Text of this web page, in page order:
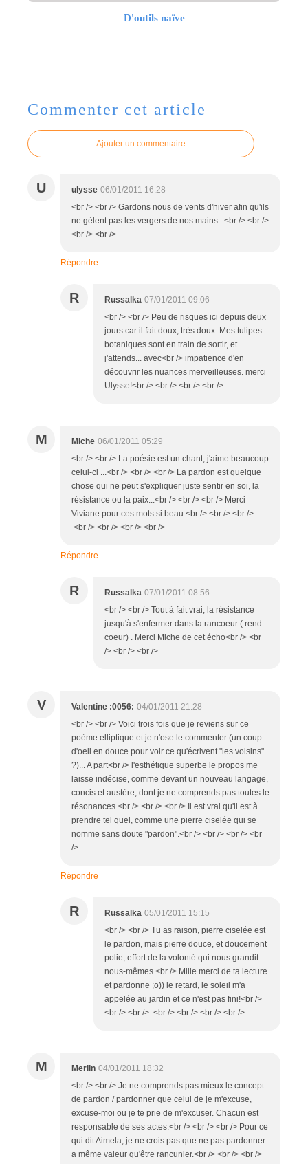
D'outils naïve
Commenter cet article
Ajouter un commentaire
U ulysse 06/01/2011 16:28
<br /> <br /> Gardons nous de vents d'hiver afin qu'ils
ne gèlent pas les vergers de nos mains...<br /> <br />
<br /> <br />
Répondre
R Russalka 07/01/2011 09:06
<br /> <br /> Peu de risques ici depuis deux
jours car il fait doux, très doux. Mes tulipes
botaniques sont en train de sortir, et
j'attends... avec<br /> impatience d'en
découvrir les nuances merveilleuses. merci
Ulysse!<br /> <br /> <br /> <br />
M Miche 06/01/2011 05:29
<br /> <br /> La poésie est un chant, j'aime beaucoup
celui-ci ...<br /> <br /> <br /> La pardon est quelque
chose qui ne peut s'expliquer juste sentir en soi, la
résistance ou la paix...<br /> <br /> <br /> Merci
Viviane pour ces mots si beau.<br /> <br /> <br />
<br /> <br /> <br /> <br />
Répondre
R Russalka 07/01/2011 08:56
<br /> <br /> Tout à fait vrai, la résistance
jusqu'à s'enfermer dans la rancoeur ( rend-
coeur) . Merci Miche de cet écho<br /> <br
/> <br /> <br />
V Valentine :0056: 04/01/2011 21:28
<br /> <br /> Voici trois fois que je reviens sur ce
poème elliptique et je n'ose le commenter (un coup
d'oeil en douce pour voir ce qu'écrivent "les voisins"
?)... A part<br /> l'esthétique superbe le propos me
laisse indécise, comme devant un nouveau langage,
concis et austère, dont je ne comprends pas toutes le
résonances.<br /> <br /> <br /> Il est vrai qu'il est à
prendre tel quel, comme une pierre ciselée qui se
nomme sans doute "pardon".<br /> <br /> <br /> <br
/>
Répondre
R Russalka 05/01/2011 15:15
<br /> <br /> Tu as raison, pierre ciselée est
le pardon, mais pierre douce, et doucement
polie, effort de la volonté qui nous grandit
nous-mêmes.<br /> Mille merci de ta lecture
et pardonne ;o)) le retard, le soleil m'a
appelée au jardin et ce n'est pas fini!<br />
<br /> <br /> <br /> <br /> <br /> <br />
M Merlin 04/01/2011 18:32
<br /> <br /> Je ne comprends pas mieux le concept
de pardon / pardonner que celui de je m'excuse,
excuse-moi ou je te prie de m'excuser. Chacun est
responsable de ses actes.<br /> <br /> <br /> Pour ce
qui dit Aimela, je ne crois pas que ne pas pardonner
a même valeur qu'être rancunier.<br /> <br /> <br />